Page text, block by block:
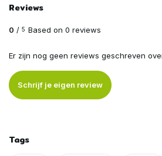
Reviews
0 / 5 Based on 0 reviews
Er zijn nog geen reviews geschreven
Schrijf je eigen review
Tags